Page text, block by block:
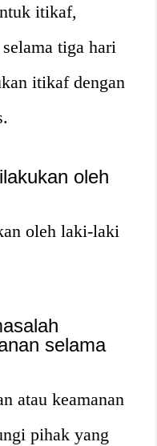
itikaf,
tiga hari
itikaf dengan
oleh
oleh laki-laki
selama
atau keamanan
pihak yang